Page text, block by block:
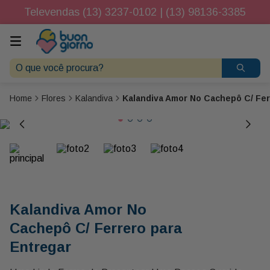
Televendas (13) 3237-0102 | (13) 98136-3385
O que você procura?
Flores Kalandiva Kalandiva Amor No Cachepô C/
Kalandiva Amor No
Cachepô C/ Ferrero para
Entregar